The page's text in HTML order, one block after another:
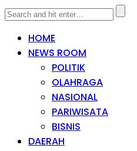
HOME
NEWS ROOM
POLITIK
OLAHRAGA
NASIONAL
PARIWISATA
BISNIS
DAERAH